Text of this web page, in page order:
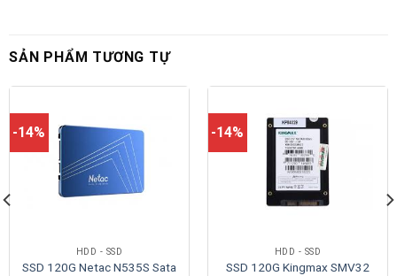
SẢN PHẨM TƯƠNG TỰ
-14%
HDD - SSD
SSD 120G Netac N535S Sata
-14%
HDD - SSD
SSD 120G Kingmax SMV32